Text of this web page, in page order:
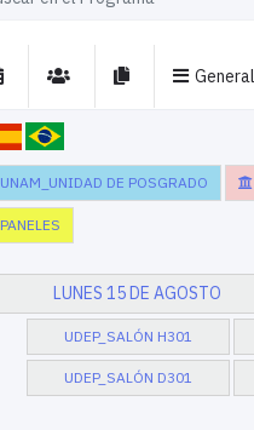
General
UNAM_UNIDAD DE POSGRADO
PANELES
LUNES 15 DE AGOSTO
UDEP_SALÓN H301
UDEP_SALÓN D301